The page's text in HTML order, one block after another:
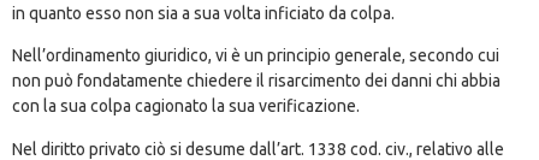
in quanto esso non sia a sua volta inficiato da colpa.
Nell’ordinamento giuridico, vi è un principio generale, secondo cui
non può fondatamente chiedere il risarcimento dei danni chi abbia
con la sua colpa cagionato la sua verificazione.
Nel diritto privato ciò si desume dall’art. 1338 cod. civ., relativo alle